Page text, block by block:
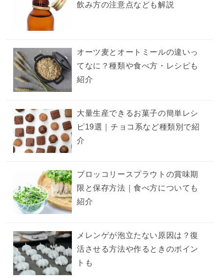
飲み方の注意点なども解説
オーツ麦とオートミールの違いっ
てなに？種類や食べ方・レシピも
紹介
大量生産できるお菓子の簡単レシ
ピ19選｜チョコ系など種類別で紹
介
ブロッコリースプラウトの賞味期
限と保存方法｜食べ方についても
紹介
メレンゲが泡立たない原因は？復
活させる方法や作るときのポイン
トも